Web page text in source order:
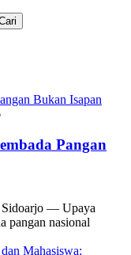
Bukan Isapan
Pangan
— Upaya
pangan nasional
Mahasiswa: